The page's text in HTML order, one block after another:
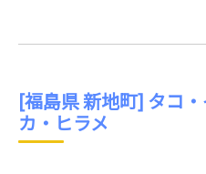
[福島県 新地町] タコ
カ・ヒラメ